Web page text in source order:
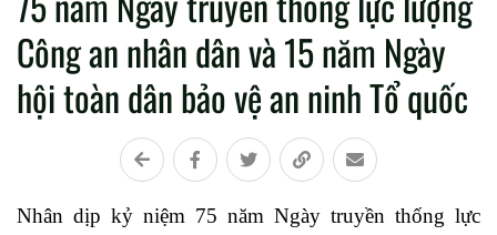
Công an nhân dân và 15 năm Ngày
hội toàn dân bảo vệ an ninh Tổ quốc
Nhân dịp kỷ niệm 75 năm Ngày truyền thống lực